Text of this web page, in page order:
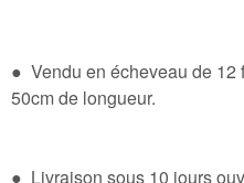
● Vendu en écheveau de 12
50cm de longueur.
● Livraison sous 10 jours